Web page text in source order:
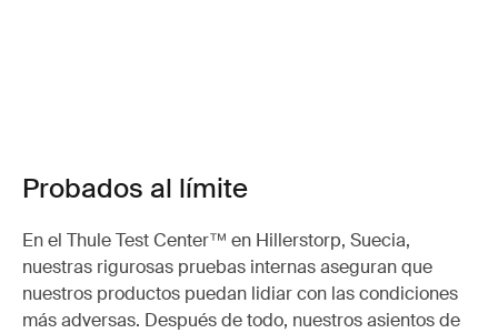
Probados al límite
En el Thule Test Center™ en Hillerstorp, Suecia,
nuestras rigurosas pruebas internas aseguran que
nuestros productos puedan lidiar con las condiciones
más adversas. Después de todo, nuestros asientos de